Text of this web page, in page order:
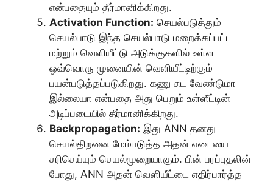
என்பதையும் தீர்மானிக்கிறது.
Activation Function: செயல்படுத்தும்
செயல்பாடு இந்த செயல்பாடு மறைக்கப்பட்ட
மற்றும் வெளியீட்டு அடுக்குகளில் உள்ள
ஒவ்வொரு முனையின் வெளியீட்டிற்கும்
பயன்படுத்தப்படுகிறது. கணு சுட வேண்டுமா
இல்லையா என்பதை அது பெறும் உள்ளீட்டின்
அடிப்படையில் தீர்மானிக்கிறது.
Backpropagation: இது ANN தனது
செயல்திறனை மேம்படுத்த அதன் எடையை
சரிசெய்யும் செயல்முறையாகும். பின் பரப்புதலின்
போது, ANN அதன் வெளியீட்டை எதிர்பார்த்த